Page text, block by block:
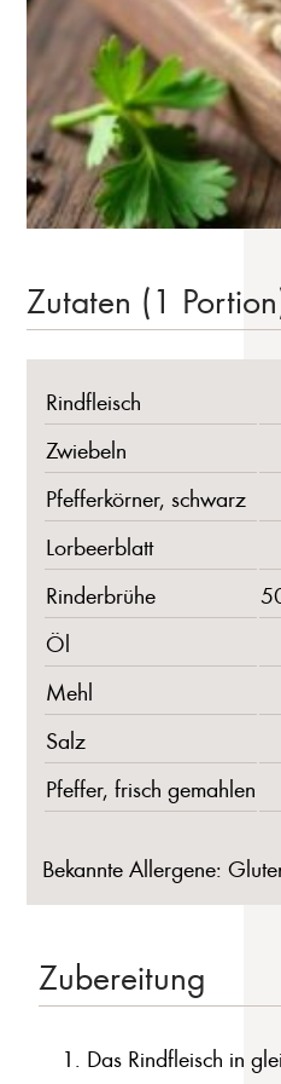
Zutaten (1
Rindfleisch
Zwiebeln
Pfefferkörner, schwarz
Lorbeerblatt
Rinderbrühe
Öl
Mehl
Salz
Pfeffer, frisch gemahlen
Bekannte Allergene:
Zubereitung
Das Rindfleisch in